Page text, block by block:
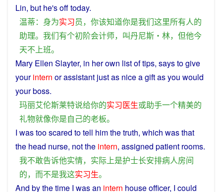
Lin, but he's offtoday.
温蒂： 身为实习员， 你该知道你是我们这里所有人的
助理。 我们有个初阶会计师， 叫丹尼斯 ‧ 林， 但他今
天不上班。
Mary Ellen Slayter, in herown listoftips, saystogive
your intern orassistant justas niceagiftasyou would
yourboss.
玛丽艾伦斯莱特说给你的实习医生或助手一个精美的
礼物就像你是自己的老板。
I wastooscared totell himthetruth, which was that
the head nurse, notthe intern, assigned patient rooms.
我不敢告诉他实情， 实际上是护士长安排病人房间
的， 而不是我这实习生。
And by thetime I wasan intern house officer, I could